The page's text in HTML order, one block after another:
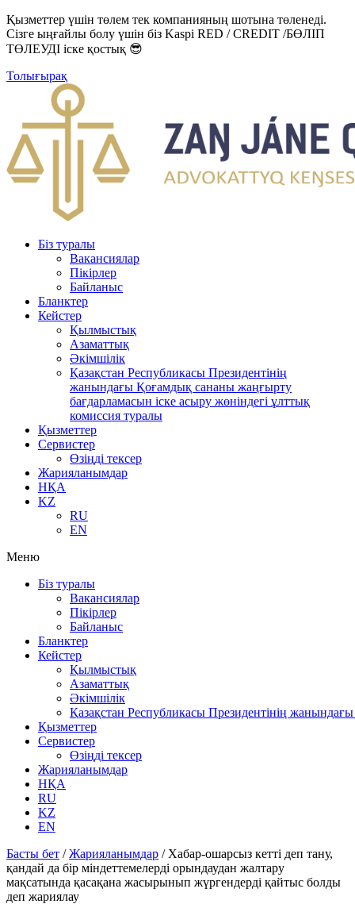
Қызметтер үшін төлем тек компанияның шотына төленеді.
Сізге ыңғайлы болу үшін біз Kaspi RED / CREDIT /БӨЛІП
ТӨЛЕУДІ іске қостық 😎
Толығырақ
Біз туралы
Вакансиялар
Пікірлер
Байланыс
Бланктер
Кейстер
Қылмыстық
Азаматтық
Әкімшілік
Қазақстан Республикасы Президентінің
жанындағы Қоғамдық сананы жаңғырту
бағдарламасын іске асыру жөніндегі ұлттық
комиссия туралы
Қызметтер
Сервистер
Өзіңді тексер
Жарияланымдар
НҚА
KZ
RU
EN
Меню
Біз туралы
Вакансиялар
Пікірлер
Байланыс
Бланктер
Кейстер
Қылмыстық
Азаматтық
Әкімшілік
Қазақстан Республикасы Президентінің
Қызметтер
Сервистер
Өзіңді тексер
Жарияланымдар
НҚА
RU
KZ
EN
Басты бет /Жарияланымдар / Хабар-ошарсыз кетті деп тану,
қандай да бір міндеттемелерді орындаудан жалтару
мақсатында қасақана жасырынып жүргендерді қайтыс болды
деп жариялау